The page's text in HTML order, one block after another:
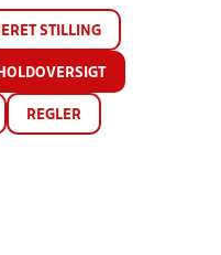
STILLING
HOLDOVERSIGT
REGLER